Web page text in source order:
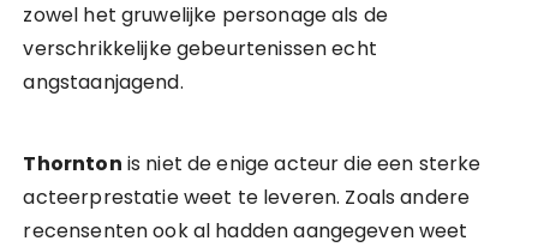
zowel het gruwelijke personage als de
verschrikkelijke gebeurtenissen echt
angstaanjagend.
Thornton is niet de enige acteur die een sterke
acteerprestatie weet te leveren. Zoals andere
recensenten ook al hadden aangegeven weet